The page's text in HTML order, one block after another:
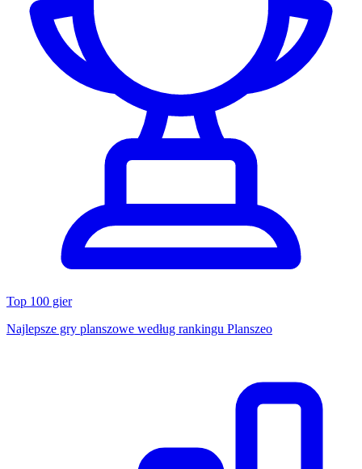
Top 100 gier
Najlepsze gry planszowe według rankingu Planszeo